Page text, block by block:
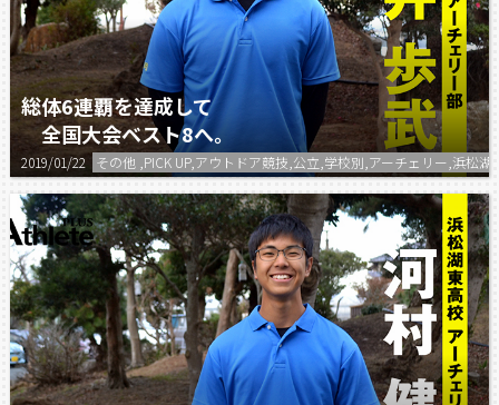
総体6連覇を達成して
全国大会ベスト8へ。
2019/01/22 その他 ,PICK UP,アウトドア競技,公立,学校別,アーチェリー,浜松湖